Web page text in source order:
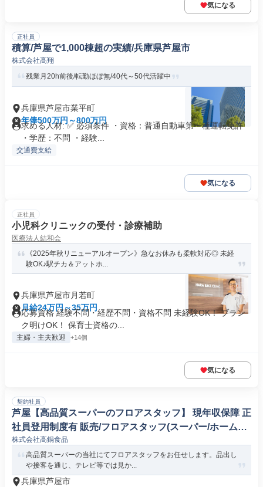
気になる
正社員
積算/芦屋で1,000棟超の実績/兵庫県芦屋市
株式会社髙翔
残業月20h前後/転勤ほぼ無/40代～50代活躍中
兵庫県芦屋市業平町
年俸500万円～800万円
求める人材: ✅ 必須条件 ・資格：普通自動車第一種運転免許
・学歴：不問 ・経験...
交通費支給
気になる
正社員
小児科クリニックの受付・診療補助
医療法人結和会
《2025年秋リニューアルオープン》急なお休みも柔軟対応◎ 未経
験OK♪駅チカ＆アットホ...
兵庫県芦屋市月若町
月給24万円～35万円
応募資格 経験不問・経歴不問・資格不問 未経験OK！ ブラン
ク明けOK！ 保育士資格の...
主婦・主夫歓迎 +14個
気になる
契約社員
芦屋【高品質スーパーのフロアスタッフ】 現年収保障 正
社員登用制度有 販売/フロアスタッフ(スーパー/ホームセ
ンター)
株式会社高鍋食品
高品質スーパーの当社にてフロアスタッフをお任せします。品出し
や接客を通じ、テレビ等では見か...
兵庫県芦屋市